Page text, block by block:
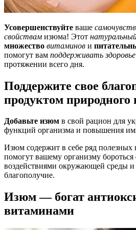
Усовершенствуйте ваше
свойствам изюма! Этот
множество витаминов и
помогут вам поддерживать здоровье
протяжении всего дня.
Поддержите свое
продуктом природного
Добавьте изюм в свой рацион для
функций организма и повышения
Изюм содержит в себе ряд полезных
помогут вашему организму
воздействиями окружающей среды и
благополучие.
Изюм — богат
витаминами